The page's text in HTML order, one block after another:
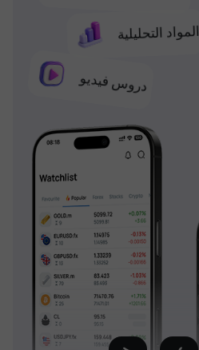
المواد التحليلية
دروس فيديو